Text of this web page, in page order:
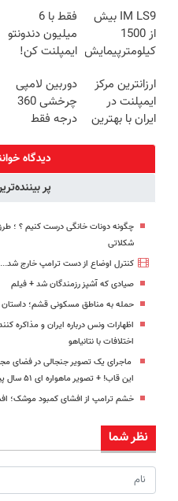
روزه ساخت!
کننده خانگی
IM LS9 بیش
از 1500
کیلومترپیمایش
فقط با 6
میلیون دندونتو
ایمپلنت کن!
ارزانترین مرکز
ایمپلنت در
ایران با بهترین
دوربین لامپی
چرخشی 360
درجه فقط
🔥 پرداخت
درب منزل
دیدگاه
پر
چگونه دونات خانگی درست کنیم ؟ ؛
شکلاتی
کنترل اوضاع از دست ترامپ خارج شد...
صیادی که آشپز رزمندگان شد + فیلم
حمله به مناطق مسکونی قشم؛ داستان
اظهارات ونس درباره ایران و مذاکره
اختلافات با نتانیاهو
ماجرای یک تصویر جنجالی در فضای
این قاب! + تصویر ماهواره ای ۵۱ سال پیش
خشم ترامپ از افشای کمبود موشک؛
نظر شما